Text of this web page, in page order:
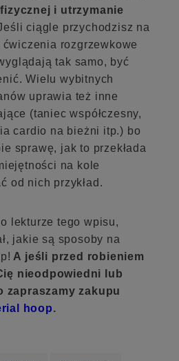
i utrzymanie
ciągle przychodzisz na
rozgrzewkowe
tak samo, być
Wielu wybitnych
uprawia też inne
(taniec współczesny,
cardio na bieżni itp.) bo
sprawę, jak to przekłada
na kole
od nich przykład.
lekturze tego wpisu,
jakie są sposoby na
A jeśli przed robieniem
nieodpowiedni lub
zapraszamy zakupu
hoop.